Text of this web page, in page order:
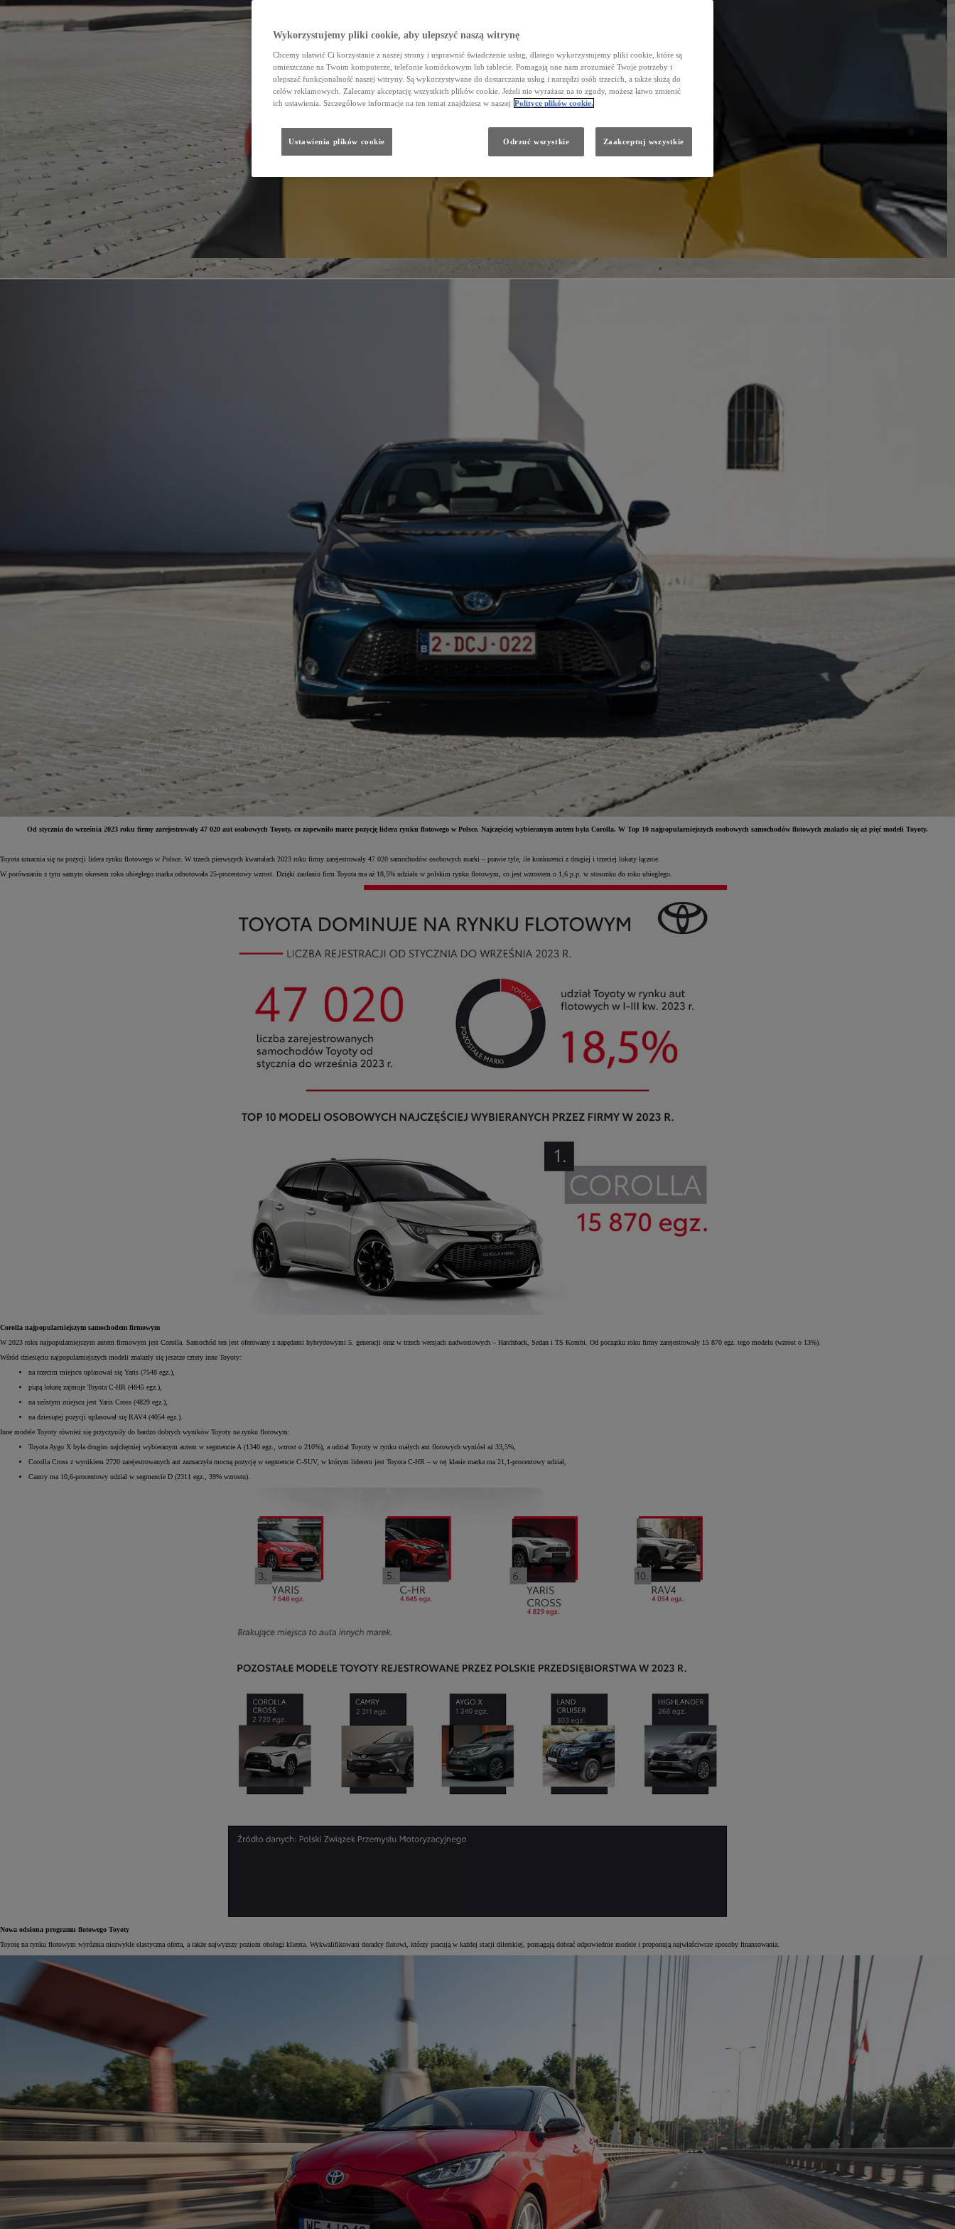
Od81 900 zł
Yaris Cross
105 300 zł
Corolla Hatchback
Od stycznia do września 2023 roku firmy zarejestrowały 47 020 aut osobowych Toyoty, co zapewniło marce pozycję lidera rynku flotowego w Polsce. Najczęściej wybieranym autem była Corolla. W Top 10 najpopularniejszych osobowych samochodów flotowych znalazło się aż pięć modeli Toyoty.
Toyota umacnia się na pozycji lidera rynku flotowego w Polsce. W trzech pierwszych kwartałach 2023 roku firmy zarejestrowały 47 020 samochodów osobowych marki – prawie tyle, ile konkurenci z drugiej i trzeciej lokaty łącznie.
W porównaniu z tym samym okresem roku ubiegłego marka odnotowała 25-procentowy wzrost. Dzięki zaufaniu firm Toyota ma aż 18,5% udziału w polskim rynku flotowym, co jest wzrostem o 1,6 p.p. w stosunku do roku ubiegłego.
Corolla najpopularniejszym samochodem firmowym
W 2023 roku najpopularniejszym autem firmowym jest Corolla. Samochód ten jest oferowany z napędami hybrydowymi 5. generacji oraz w trzech wersjach nadwoziowych – Hatchback, Sedan i TS Kombi. Od początku roku firmy zarejestrowały 15 870 egz. tego modelu (wzrost o 13%).
Wśród dziesięciu najpopularniejszych modeli znalazły się jeszcze cztery inne Toyoty:
na trzecim miejscu uplasował się Yaris (7548 egz.),
piątą lokatę zajmuje Toyota C-HR (4845 egz.),
na szóstym miejscu jest Yaris Cross (4829 egz.),
na dziesiątej pozycji uplasował się RAV4 (4054 egz.).
Inne modele Toyoty również się przyczyniły do bardzo dobrych wyników Toyoty na rynku flotowym:
Toyota Aygo X była drugim najchętniej wybieranym autem w segmencie A (1340 egz., wzrost o 210%), a udział Toyoty w rynku małych aut flotowych wyniósł aż 33,5%,
Corolla Cross z wynikiem 2720 zarejestrowanych aut zaznaczyła mocną pozycję w segmencie C-SUV, w którym liderem jest Toyota C-HR – w tej klasie marka ma 21,1-procentowy udział,
Camry ma 10,6-procentowy udział w segmencie D (2311 egz., 39% wzrostu).
Nowa odsłona programu flotowego Toyoty
Toyotę na rynku flotowym wyróżnia niezwykle elastyczna oferta, a także najwyższy poziom obsługi klienta. Wykwalifikowani doradcy flotowi, którzy pracują w każdej stacji dilerskiej, pomagają dobrać odpowiednie modele i proponują najwłaściwsze sposoby finansowania.
Wykorzystujemy pliki cookie, aby ulepszyć naszą witrynę
Chcemy ułatwić Ci korzystanie z naszej strony i usprawnić świadczenie usług, dlatego wykorzystujemy pliki cookie, które są
umieszczane na Twoim komputerze, telefonie komórkowym lub tablecie. Pomagają one nam zrozumieć Twoje potrzeby i
ulepszać funkcjonalność naszej witryny. Są wykorzystywane do dostarczania usług i narzędzi osób trzecich, a także służą do
celów reklamowych. Zalecamy akceptację wszystkich plików cookie. Jeżeli nie wyrażasz na to zgody, możesz łatwo zmienić
ich ustawienia. Szczegółowe informacje na ten temat znajdziesz w naszej Polityce plików cookie.
Ustawienia plików cookie Odrzuć wszystkie Zaakceptuj wszystkie